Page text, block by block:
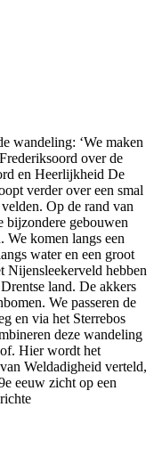
wandeling: ‘We maken
over de
en Heerlijkheid De
verder over een smal
Op de rand van
bijzondere gebouwen
We komen langs een
water en een groot
Nijensleekerveld hebben
land. De akkers
We passeren de
en via het Sterrebos
deze wandeling
Hier wordt het
Weldadigheid verteld,
eeuw zicht op een